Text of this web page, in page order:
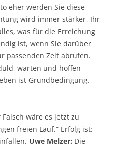
eher werden Sie diese
wird immer stärker, Ihr
was für die Erreichung
ist, wenn Sie darüber
passenden Zeit abrufen.
warten und hoffen
ist Grundbedingung.
wäre es jetzt zu
freien Lauf.“ Erfolg ist:
Uwe Melzer: Die